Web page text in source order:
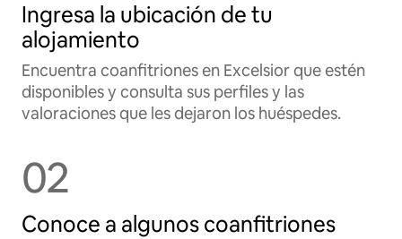
Ingresa la ubicación de tu
alojamiento
Encuentra coanfitriones en Excelsior que estén
disponibles y consulta sus perfiles y las
valoraciones que les dejaron los huéspedes.
02
Conoce a algunos coanfitriones